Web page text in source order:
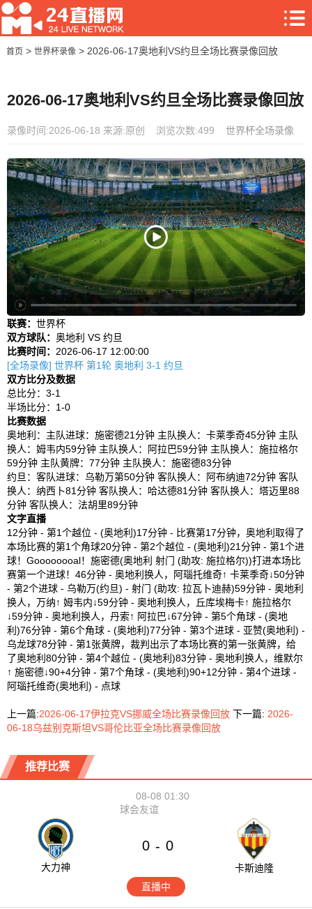
首页> 世界杯录像 > 2026-06-17奥地利VS约旦全场比赛录像回放
2026-06-17奥地利VS约旦全场比赛录像回放
录像时间:2026-06-18 来源:原创 浏览次数:499 世界杯全场录像
联赛： 世界杯
双方球队： 奥地利 VS 约旦
比赛时间： 2026-06-17 12:00:00
[全场录像] 世界杯 第1轮 奥地利 3-1 约旦
双方比分及数据
总比分：3-1
半场比分：1-0
比赛数据
奥地利：主队进球：施密德21分钟 主队换人：卡莱季奇45分钟 主队
换人：姆韦内59分钟 主队换人：阿拉巴59分钟 主队换人：施拉格尔
59分钟 主队黄牌：77分钟 主队换人：施密德83分钟
约旦：客队进球：乌勒万第50分钟 客队换人：阿布纳迪72分钟 客队
换人：纳西卜81分钟 客队换人：哈达德81分钟 客队换人：塔迈里88
分钟 客队换人：法胡里89分钟
文字直播
12分钟 - 第1个越位 - (奥地利)17分钟 - 比赛第17分钟，奥地利取得了
本场比赛的第1个角球20分钟 - 第2个越位 - (奥地利)21分钟 - 第1个进
球！Goooooooal！施密德(奥地利 射门 (助攻: 施拉格尔))打进本场比
赛第一个进球！46分钟 - 奥地利换人，阿瑙托维奇↑ 卡莱季奇↓50分钟
- 第2个进球 - 乌勒万(约旦) - 射门 (助攻: 拉瓦卜迪赫)59分钟 - 奥地利
换人，万纳↑ 姆韦内↓59分钟 - 奥地利换人，丘库埃梅卡↑ 施拉格尔
↓59分钟 - 奥地利换人，丹索↑ 阿拉巴↓67分钟 - 第5个角球 - (奥地
利)76分钟 - 第6个角球 - (奥地利)77分钟 - 第3个进球 - 亚赞(奥地利) -
乌龙球78分钟 - 第1张黄牌，裁判出示了本场比赛的第一张黄牌，给
了奥地利80分钟 - 第4个越位 - (奥地利)83分钟 - 奥地利换人，维默尔
↑ 施密德↓90+4分钟 - 第7个角球 - (奥地利)90+12分钟 - 第4个进球 -
阿瑙托维奇(奥地利) - 点球
上一篇:2026-06-17伊拉克VS挪威全场比赛录像回放 下一篇: 2026-
06-18乌兹别克斯坦VS哥伦比亚全场比赛录像回放
推荐比赛
08-08 01:30
球会友谊
大力神
0 - 0
卡斯迪隆
直播中